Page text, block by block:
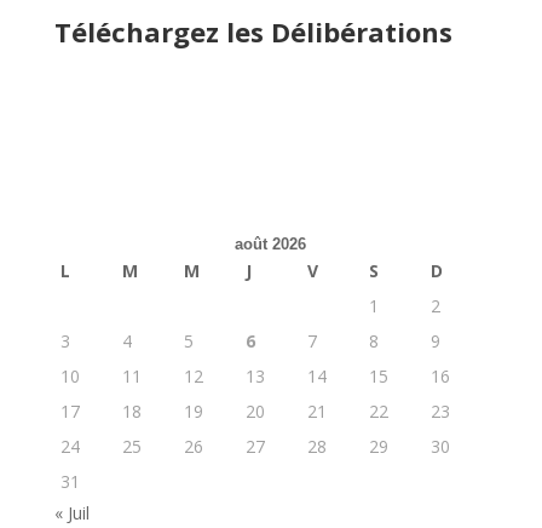
Téléchargez les Délibérations
août 2026
L M M J V S
D
1
2
3
4 5 6 7 8
9
10
11 12 13 14 15
16
17
18 19 20 21 22
23
24
25 26 27 28 29
30
31
« Juil